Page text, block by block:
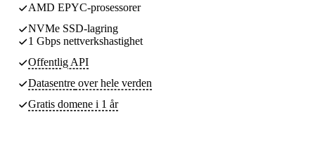
AMD EPYC-prosessorer
NVMe SSD-lagring
1 Gbps nettverkshastighet
Offentlig API
Datasentre over hele verden
Gratis domene i 1 år